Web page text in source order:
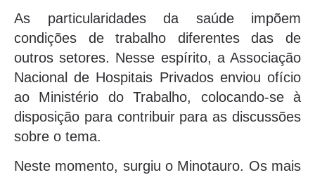
As particularidades da saúde impõem
condições de trabalho diferentes das de
outros setores. Nesse espírito, a Associação
Nacional de Hospitais Privados enviou ofício
ao Ministério do Trabalho, colocando-se à
disposição para contribuir para as discussões
sobre o tema.
Neste momento, surgiu o Minotauro. Os mais